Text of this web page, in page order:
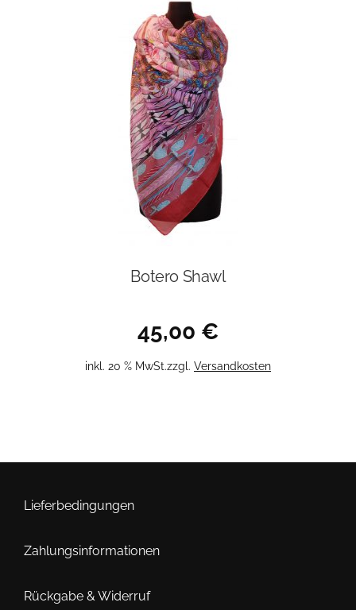
Botero Shawl
45,00 €
inkl. 20 % MwSt.zzgl. Versandkosten
Lieferbedingungen
Zahlungsinformationen
Rückgabe & Widerruf